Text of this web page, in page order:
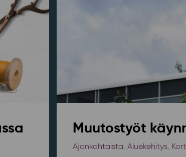
Muutostyöt
Ajankohtaista, Aluekehitys,